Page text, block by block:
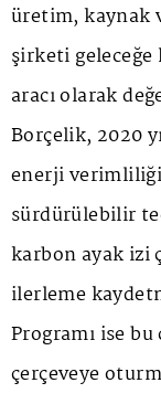
üretim, kaynak
şirketi
aracı olarak
Borçelik, 2020
enerji
sürdürülebilir
karbon ayak izi
ilerleme
Programı ise
çerçeveye